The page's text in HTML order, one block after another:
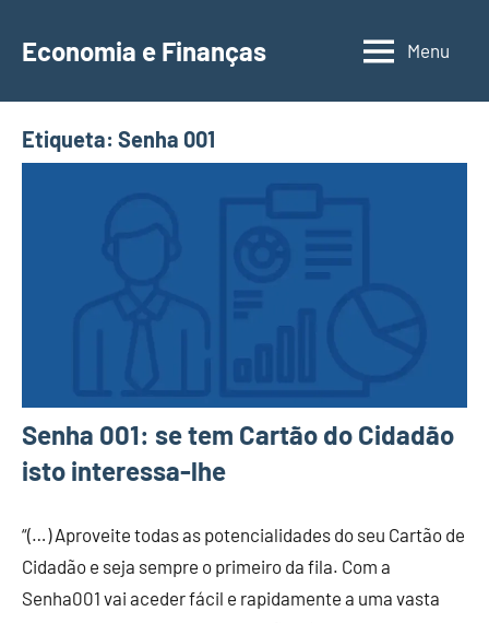
para
conteúdo
Economia e Finanças
Depósitos
IRS,
Finanças
Menu
Etiqueta: Senha 001
Senha 001: se tem Cartão do Cidadão
isto interessa-lhe
“(…) Aproveite todas as potencialidades do seu Cartão de
Cidadão e seja sempre o primeiro da fila. Com a
Senha001 vai aceder fácil e rapidamente a uma vasta